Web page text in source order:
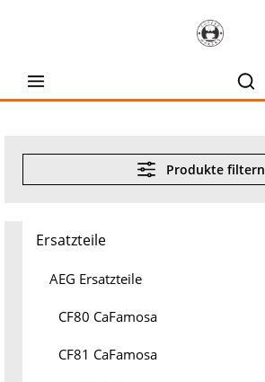
Produkte filtern
Ersatzteile
AEG Ersatzteile
CF80 CaFamosa
CF81 CaFamosa